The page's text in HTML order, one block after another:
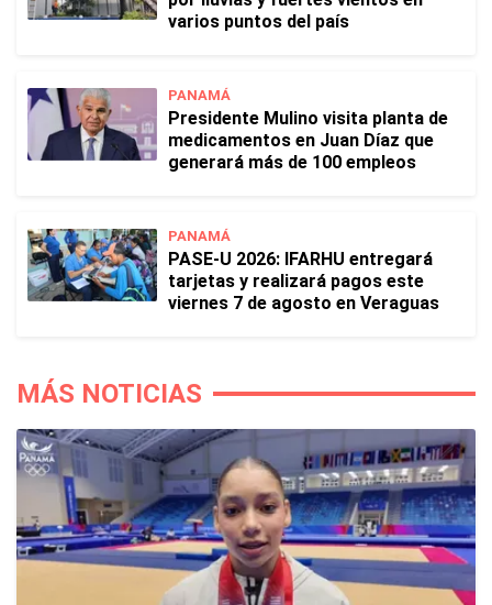
varios puntos del país
PANAMÁ
Presidente Mulino visita planta de
medicamentos en Juan Díaz que
generará más de 100 empleos
PANAMÁ
PASE-U 2026: IFARHU entregará
tarjetas y realizará pagos este
viernes 7 de agosto en Veraguas
MÁS NOTICIAS